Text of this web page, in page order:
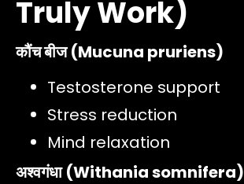
Truly Work)
कौंच बीज (Mucuna pruriens)
Testosterone support
Stress reduction
Mind relaxation
अश्वगंधा (Withania somnifera)